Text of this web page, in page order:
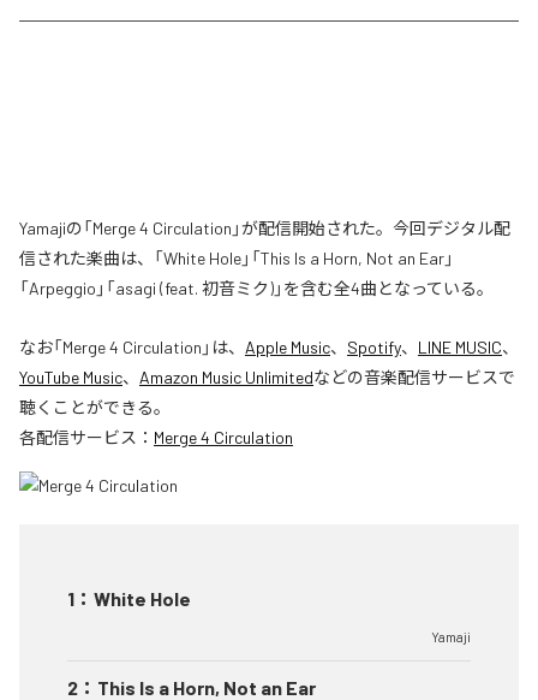
Yamajiの「Merge 4 Circulation」が配信開始された。今回デジタル配
信された楽曲は、「White Hole」「This Is a Horn, Not an Ear」
「Arpeggio」「asagi (feat. 初音ミク)」を含む全4曲となっている。
なお「Merge 4 Circulation 」は、 Apple Music、 Spotify、 LINE MUSIC、
YouTube Music、 Amazon Music Unlimitedなどの音楽配信サービスで
聴くことができる。
各配信サービス： Merge 4 Circulation
1 ： White Hole
Yamaji
2 ： This Is a Horn, Not an Ear